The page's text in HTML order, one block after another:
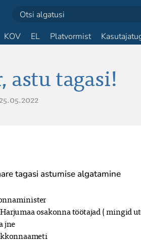
KOV EL Platvormist
astu tagasi!
25.05.2022
tagasi astumise algatamine
osakonna töötajad ( mingid
jne